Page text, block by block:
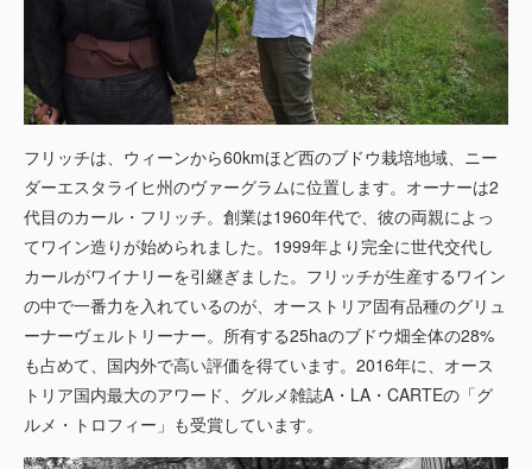
フリッチは、ウィーンから60kmほど西のブドウ栽培地域、ニー
ダーエスタライヒ州のヴァーグラムに位置します。オーナーは2
代目のカール・フリッチ。創業は1960年代で、彼の両親によっ
てワイン造りが始められました。1999年より完全に世代交代し
カールがワイナリーを引継ぎました。フリッチが生産するワイン
の中で一番力を入れているのが、オーストリア固有品種のグリュ
ーナーヴェルトリーナー。所有する25haのブドウ畑全体の28%
も占めて、国内外で高い評価を得ています。2016年に、オース
トリア国内最大のアワード、グルメ雑誌A・LA・CARTEの「グ
ルメ・トロフィー」も受賞しています。